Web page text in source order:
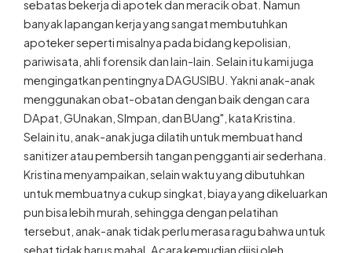
sebatas bekerja di apotek dan meracik obat. Namun
banyak lapangan kerja yang sangat membutuhkan
apoteker seperti misalnya pada bidang kepolisian,
pariwisata, ahli forensik dan lain-lain. Selain itu kami juga
mengingatkan pentingnya DAGUSIBU. Yakni anak-anak
menggunakan obat-obatan dengan baik dengan cara
DApat, GUnakan, SImpan, dan BUang", kata Kristina.
Selain itu, anak-anak juga dilatih untuk membuat hand
sanitizer atau pembersih tangan pengganti air sederhana.
Kristina menyampaikan, selain waktu yang dibutuhkan
untuk membuatnya cukup singkat, biaya yang dikeluarkan
pun bisa lebih murah, sehingga dengan pelatihan
tersebut, anak-anak tidak perlu merasa ragu bahwa untuk
sehat tidak harus mahal. Acara kemudian diisi oleh